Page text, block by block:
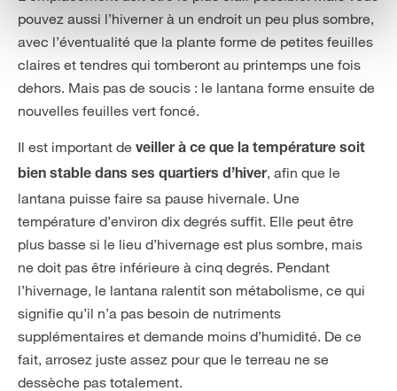
pouvez aussi l’hiverner à un endroit un peu plus sombre,
avec l’éventualité que la plante forme de petites feuilles
claires et tendres qui tomberont au printemps une fois
dehors. Mais pas de soucis : le lantana forme ensuite de
nouvelles feuilles vert foncé.
Il est important de veiller à ce que la température soit
bien stable dans ses quartiers d’hiver, afin que le
lantana puisse faire sa pause hivernale. Une
température d’environ dix degrés suffit. Elle peut être
plus basse si le lieu d’hivernage est plus sombre, mais
ne doit pas être inférieure à cinq degrés. Pendant
l’hivernage, le lantana ralentit son métabolisme, ce qui
signifie qu’il n’a pas besoin de nutriments
supplémentaires et demande moins d’humidité. De ce
fait, arrosez juste assez pour que le terreau ne se
dessèche pas totalement.